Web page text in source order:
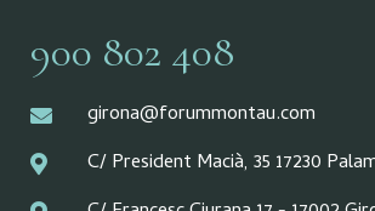
900 802 408
girona@forummontau.com
C/ President Macià, 35 17230